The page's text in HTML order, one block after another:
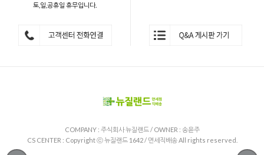
토,일,공휴일 휴무입니다.
COMPANY : 주식회사 뉴질랜드 / OWNER : 송윤주
CS CENTER : Copyright ⓒ 뉴질랜드 1642 / 면세직배송 All rights reserved.